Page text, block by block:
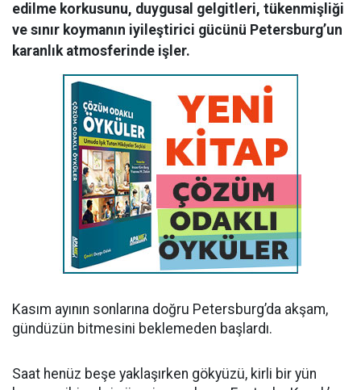
edilme korkusunu, duygusal gelgitleri, tükenmişliği
ve sınır koymanın iyileştirici gücünü Petersburg’un
karanlık atmosferinde işler.
Kasım ayının sonlarına doğru Petersburg’da akşam,
gündüzün bitmesini beklemeden başlardı.
Saat henüz beşe yaklaşırken gökyüzü, kirli bir yün